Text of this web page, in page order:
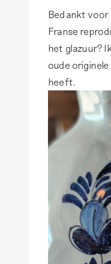
Bedankt
Franse
het glazuur?
oude
heeft.